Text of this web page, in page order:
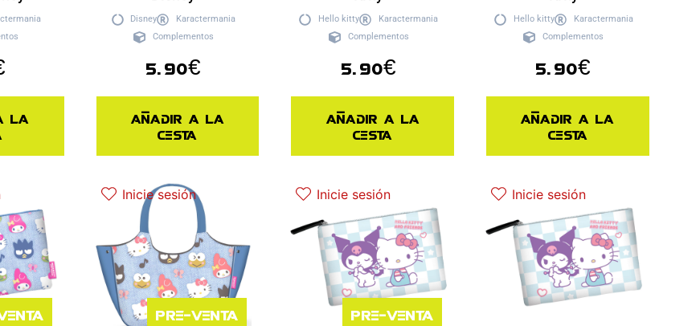
la
Disney
Karactermania
Complementos
5.90€
Añadir a la
cesta
Hello kitty
Karactermania
Complementos
5.90€
Añadir a la
cesta
Hello kitty
Karactermania
Complementos
5.90€
Añadir a la
cesta
Inicie sesión
Pre-venta
Inicie sesión
Pre-venta
Inicie sesión